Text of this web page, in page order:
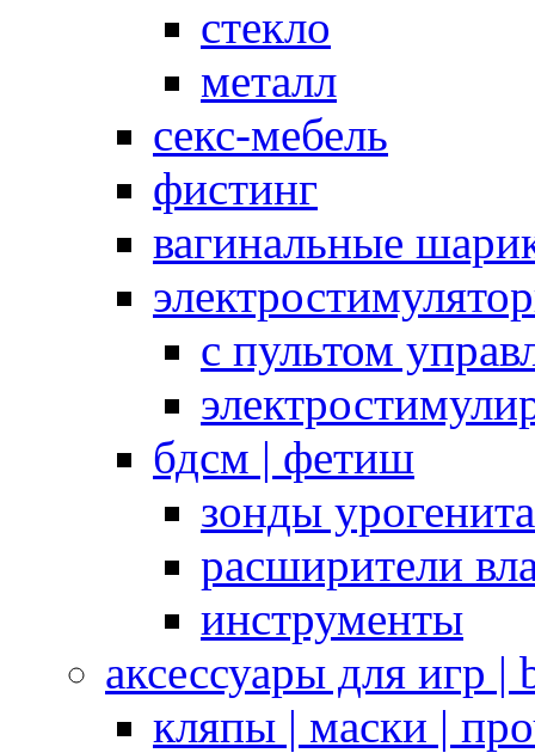
стекло
металл
секс-мебель
фистинг
вагинальные
с пультом
бдсм | фетиш
зонды
расширители
инструменты
аксессуары для игр |
кляпы | маски |